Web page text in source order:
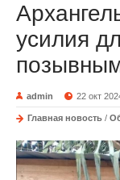
усилия
admin 22 окт
Главная новость /